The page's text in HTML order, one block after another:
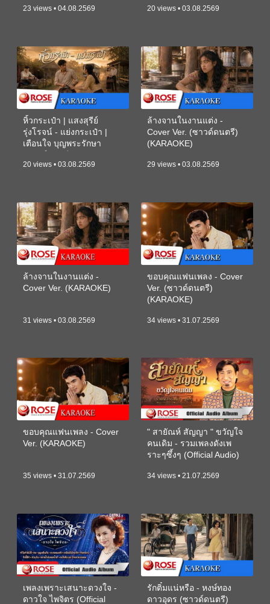
23 views • 04.08.2569 20 views • 03.08.2569
หิ้วกระเป๋า | แสงสุรีย์
รุ่งโรจน์ - แย่งกระเป๋า |
เตือนใจ บุญพระรักษา
20 views • 03.08.2569
ล้างจานในงานแต่ง -
Cover Ver. (ซาวด์ดนตรี)
(KARAOKE)
29 views • 03.08.2569
ล้างจานในงานแต่ง -
Cover Ver. (KARAOKE)
31 views • 03.08.2569
ขอบคุณแฟนเพลง - Cover
Ver. (ซาวด์ดนตรี)
(KARAOKE)
34 views • 31.07.2569
ขอบคุณแฟนเพลง - Cover
Ver. (KARAOKE)
35 views • 31.07.2569
" สายัณห์ สัญญา " ขวัญใจ
คนเดิม - รวมเพลงดังเพ
ราะๆซึ้งๆ (Official Audio)
34 views • 21.07.2569
เพลงเพราะเสนาะดวงใจ -
ดาวใจ ไพจิตร (Official
รักติ๋มแน่หรือ - หงษ์ทอง
ดาวอุดร (ซาวด์ดนตรี)